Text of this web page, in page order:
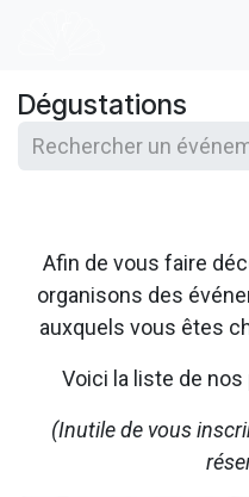
Dégustations
Afin de vous faire
organisons des
auxquels vous êtes
Voici la liste de
(Inutile de vous